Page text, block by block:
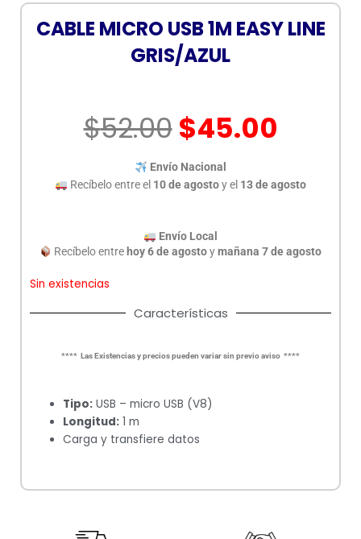
CABLE MICRO USB 1M EASY LINE
GRIS/AZUL
$52.00El
precio
original
era:
$52.00.
$45.00
es:
Envío Nacional
Recíbelo entre el 10 de agostoy el 13 de agosto
Envío Local
Recíbelo entre hoy 6 de agostoymañana 7 de agosto
Sin existencias
Características
**** Las Existencias y precios pueden variar sin previo aviso ****
Tipo: USB – micro USB (V8)
Longitud: 1 m
Carga y transfiere datos